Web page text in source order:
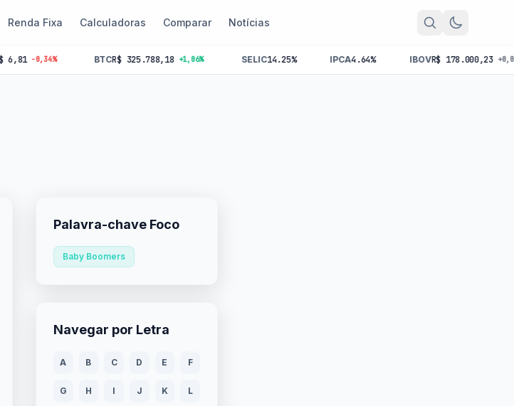
Renda Fixa Calculadoras Comparar Notícias
-0,34% R$ 325.788,18 +1,06% 14.25% 4.64% R$ 178.000,23 +0,00%
Palavra-chave Foco
Baby Boomers
Navegar por Letra
A B C D E F
G H I J K L